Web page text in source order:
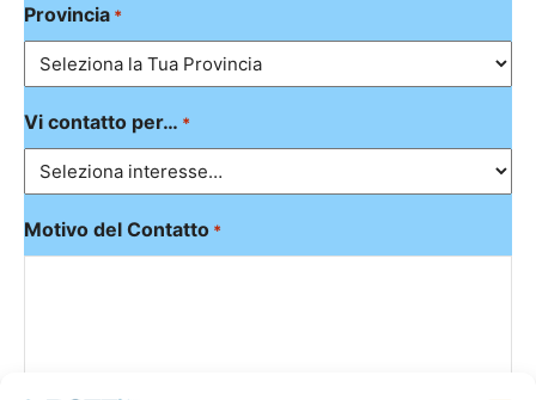
Provincia *
Vi contatto per… *
Motivo del Contatto *